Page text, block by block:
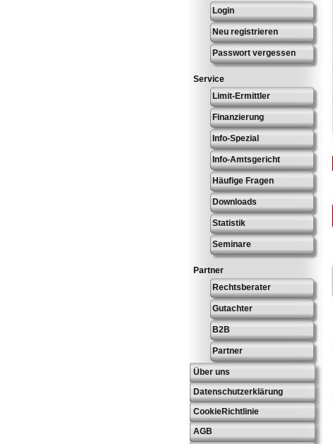
Login
Neu registrieren
Passwort vergessen
Service
Limit-Ermittler
Finanzierung
Info-Spezial
Info-Amtsgericht
Häufige Fragen
Downloads
Statistik
Seminare
Partner
Rechtsberater
Gutachter
B2B
Partner
Über uns
Datenschutzerklärung
CookieRichtlinie
AGB